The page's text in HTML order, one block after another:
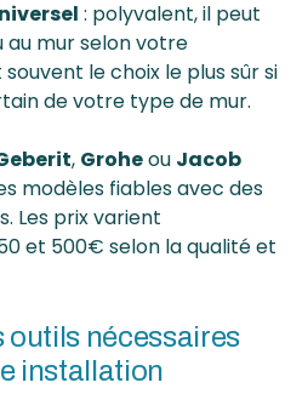
: polyvalent, il peut
au mur selon votre
le choix le plus sûr si
de votre type de mur.
, Groheou Jacob
modèles fiables avec des
Les prix varient
et 500€ selon la qualité et
outils nécessaires
installation